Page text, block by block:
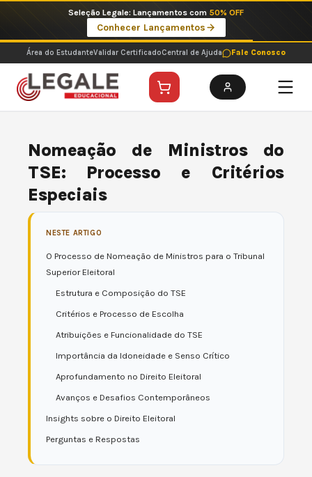
o
conteúdo
Seleção Legale: Lançamentos com 50% OFF
Conhecer Lançamentos
Área do EstudanteValidar CertificadoCentral de Ajuda Fale Conosco
Nomeação de Ministros do
TSE: Processo e Critérios
Especiais
NESTE ARTIGO
O Processo de Nomeação de Ministros para o Tribunal
Superior Eleitoral
Estrutura e Composição do TSE
Critérios e Processo de Escolha
Atribuições e Funcionalidade do TSE
Importância da Idoneidade e Senso Crítico
Aprofundamento no Direito Eleitoral
Avanços e Desafios Contemporâneos
Insights sobre o Direito Eleitoral
Perguntas e Respostas